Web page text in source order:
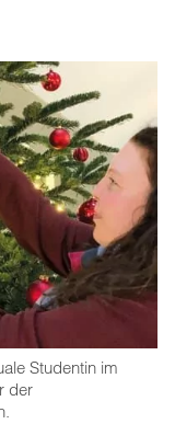
Studentin im
der